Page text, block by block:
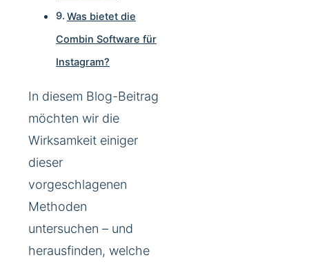
Was bietet die
Combin Software für
Instagram?
In diesem Blog-Beitrag
möchten wir die
Wirksamkeit einiger
dieser
vorgeschlagenen
Methoden
untersuchen – und
herausfinden, welche